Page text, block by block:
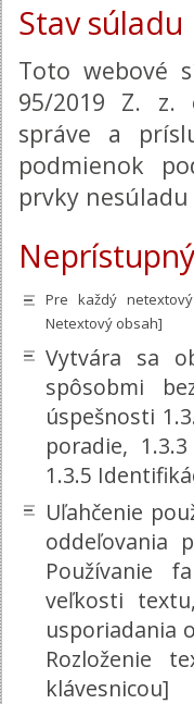
Stav súladu
Toto webové
95/2019 Z. z.
správe a
podmienok
prvky
Pre každý
Netextový obsah]
Vytvára sa
spôsobmi
úspešnosti
poradie,
1.3.5
Uľahčenie
oddeľovania
Používanie
veľkosti
usporiadania
Rozloženie
klávesnicou]